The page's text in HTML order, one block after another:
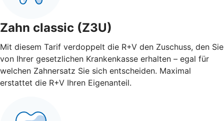
Zahn classic (Z3U)
Mit diesem Tarif verdoppelt die R+V den Zuschuss, den Sie
von Ihrer gesetzlichen Krankenkasse erhalten – egal für
welchen Zahnersatz Sie sich entscheiden. Maximal
erstattet die R+V Ihren Eigenanteil.